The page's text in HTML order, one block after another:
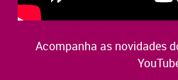
Acompanha as novidades